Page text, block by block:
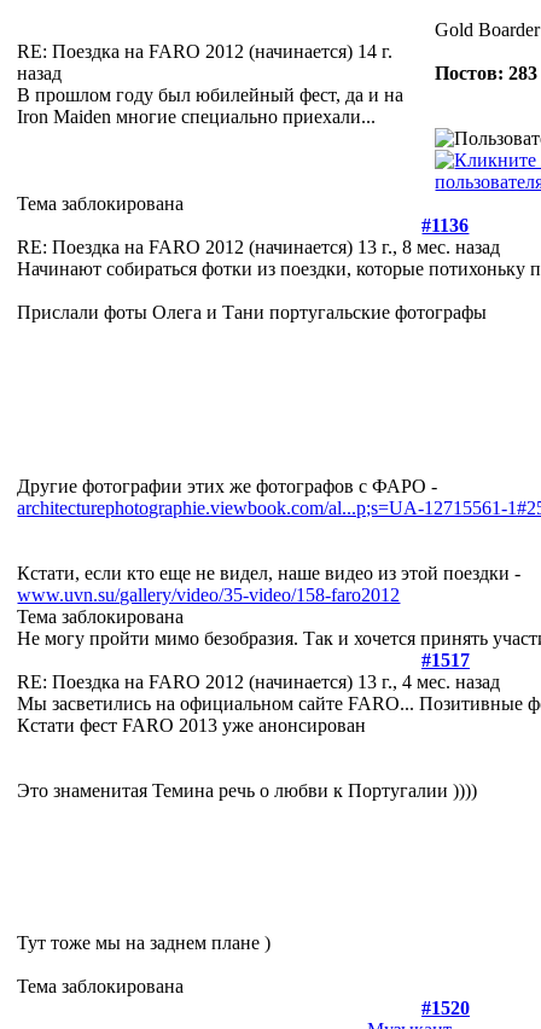
RE: Поездка на FARO 2012 (начинается) 14 г.
назад
В прошлом году был юбилейный фест, да и на
Iron Maiden многие специально приехали...
Gold Boarder
Постов: 283
Тема заблокирована
#1136
RE: Поездка на FARO 2012 (начинается) 13 г., 8 мес. назад
Начинают собираться фотки из поездки, которые
Прислали фоты Олега и Тани португальские фотографы
Другие фотографии этих же фотографов с ФАРО -
architecturephotographie.viewbook.com/al...p;s=UA-12715561-
Кстати, если кто еще не видел, наше видео из этой поездки -
www.uvn.su/gallery/video/35-video/158-faro2012
Тема заблокирована
Не могу пройти мимо безобразия. Так и хочется принять
#1517
RE: Поездка на FARO 2012 (начинается) 13 г., 4 мес. назад
Мы засветились на официальном сайте FARO... Позитивные
Кстати фест FARO 2013 уже анонсирован
Это знаменитая Темина речь о любви к Португалии ))))
Тут тоже мы на заднем плане )
Тема заблокирована
#1520